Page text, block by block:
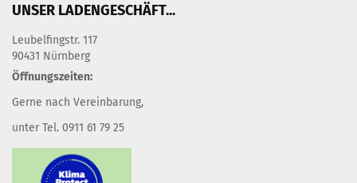
UNSER LADENGESCHÄFT...
Leubelfingstr. 117
90431 Nürnberg
Öffnungszeiten:
Gerne nach Vereinbarung,
unter Tel. 0911 61 79 25